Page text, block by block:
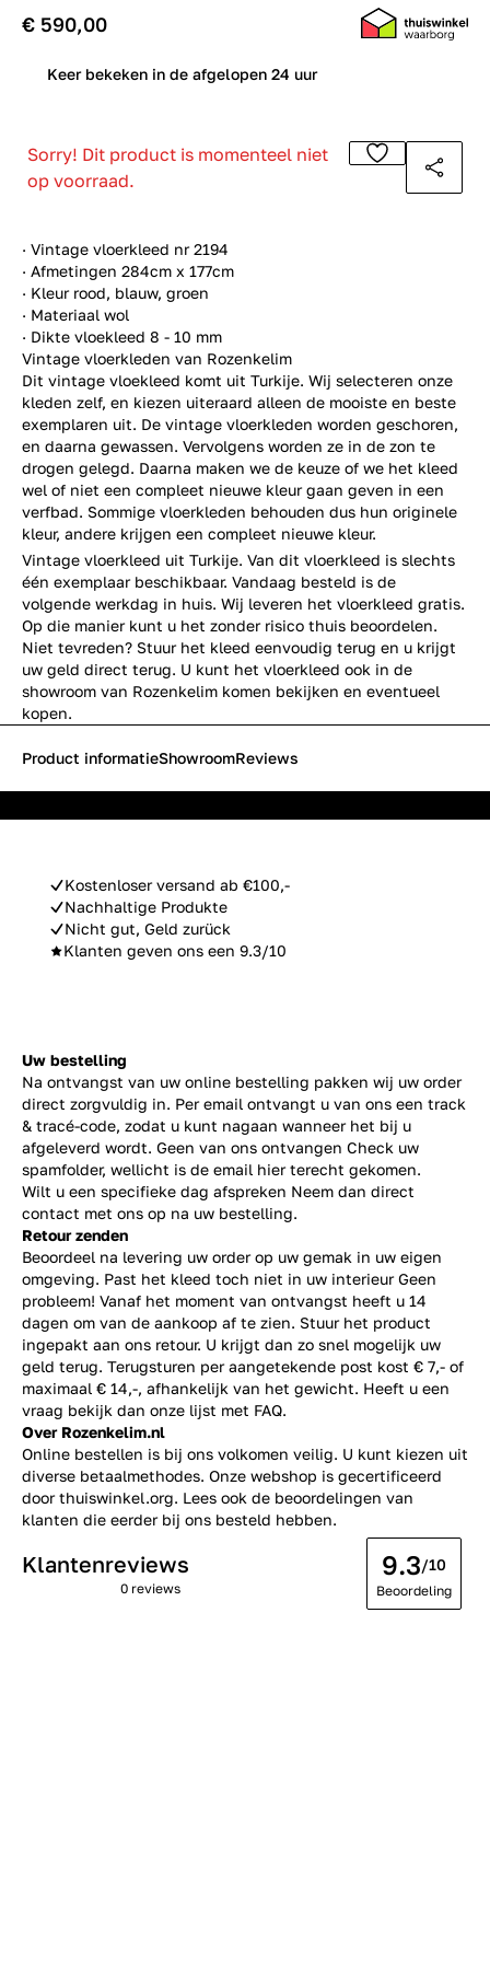
· Vintage vloerkleed nr 2194
· Afmetingen 284cm x 177cm
· Kleur rood, blauw, groen
· Materiaal wol
· Dikte vloekleed 8 - 10 mm
Vintage vloerkleden van Rozenkelim
Dit vintage vloekleed komt uit Turkije. Wij selecteren onze
kleden zelf, en kiezen uiteraard alleen de mooiste en beste
exemplaren uit. De vintage vloerkleden worden geschoren,
en daarna gewassen. Vervolgens worden ze in de zon te
drogen gelegd. Daarna maken we de keuze of we het kleed
wel of niet een compleet nieuwe kleur gaan geven in een
verfbad. Sommige vloerkleden behouden dus hun originele
kleur, andere krijgen een compleet nieuwe kleur.
€ 590,00
Keer bekeken in de afgelopen 24 uur
Sorry! Dit product is momenteel niet
op voorraad.
Vintage vloerkleed uit Turkije. Van dit vloerkleed is slechts
één exemplaar beschikbaar. Vandaag besteld is de
volgende werkdag in huis. Wij leveren het vloerkleed gratis.
Op die manier kunt u het zonder risico thuis beoordelen.
Niet tevreden? Stuur het kleed eenvoudig terug en u krijgt
uw geld direct terug. U kunt het vloerkleed ook in de
showroom van Rozenkelim komen bekijken en eventueel
kopen.
Kostenloser versand ab €100,-
Nachhaltige Produkte
Nicht gut, Geld zurück
Klanten geven ons een 9.3/10
Product informatieShowroomReviews
Uw bestelling
Na ontvangst van uw online bestelling pakken wij uw order
direct zorgvuldig in. Per email ontvangt u van ons een track
& tracé-code, zodat u kunt nagaan wanneer het bij u
afgeleverd wordt. Geen van ons ontvangen Check uw
spamfolder, wellicht is de email hier terecht gekomen.
Wilt u een specifieke dag afspreken Neem dan direct
contact met ons op na uw bestelling.
Retour zenden
Beoordeel na levering uw order op uw gemak in uw eigen
omgeving. Past het kleed toch niet in uw interieur Geen
probleem! Vanaf het moment van ontvangst heeft u 14
dagen om van de aankoop af te zien. Stuur het product
ingepakt aan ons retour. U krijgt dan zo snel mogelijk uw
geld terug. Terugsturen per aangetekende post kost € 7,- of
maximaal € 14,-, afhankelijk van het gewicht. Heeft u een
vraag bekijk dan onze lijst met FAQ.
Over Rozenkelim.nl
Online bestellen is bij ons volkomen veilig. U kunt kiezen uit
diverse betaalmethodes. Onze webshop is gecertificeerd
door thuiswinkel.org. Lees ook de beoordelingen van
klanten die eerder bij ons besteld hebben.
Klantenreviews
0 reviews
9.3/10
Beoordeling